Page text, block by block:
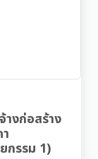
างก่อสร้าง
กรรม 1)